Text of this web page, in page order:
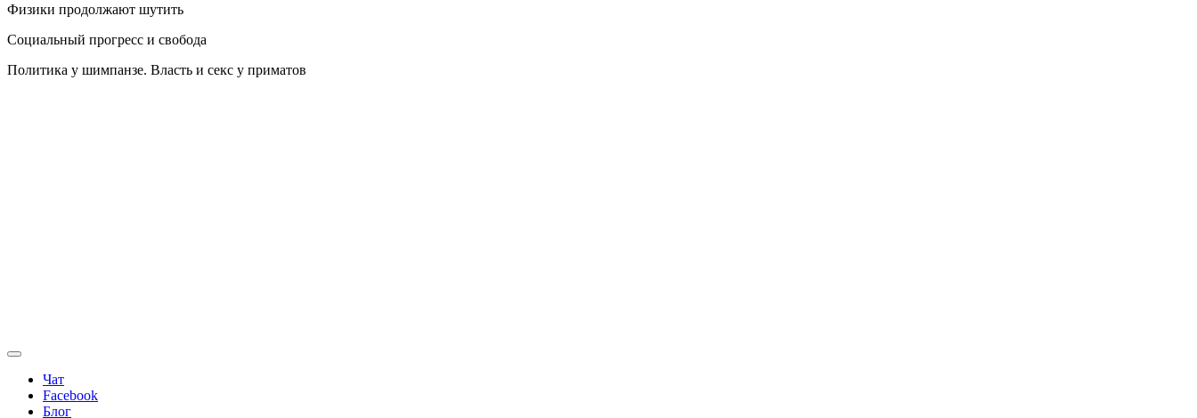
Физики продолжают шутить
Социальный прогресс и свобода
Политика у шимпанзе. Власть и секс у приматов
Чат
Facebook
Блог